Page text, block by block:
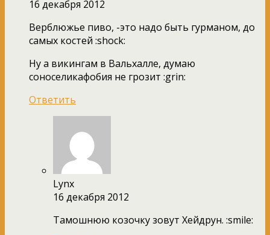
16 декабря 2012
Верблюжье пиво, -это надо быть гурманом, до
самых костей :shock:
Ну а викингам в Вальхалле, думаю
соноселикафобия не грозит :grin:
Ответить
Lynx
16 декабря 2012
Тамошнюю козочку зовут Хейдрун. :smile: